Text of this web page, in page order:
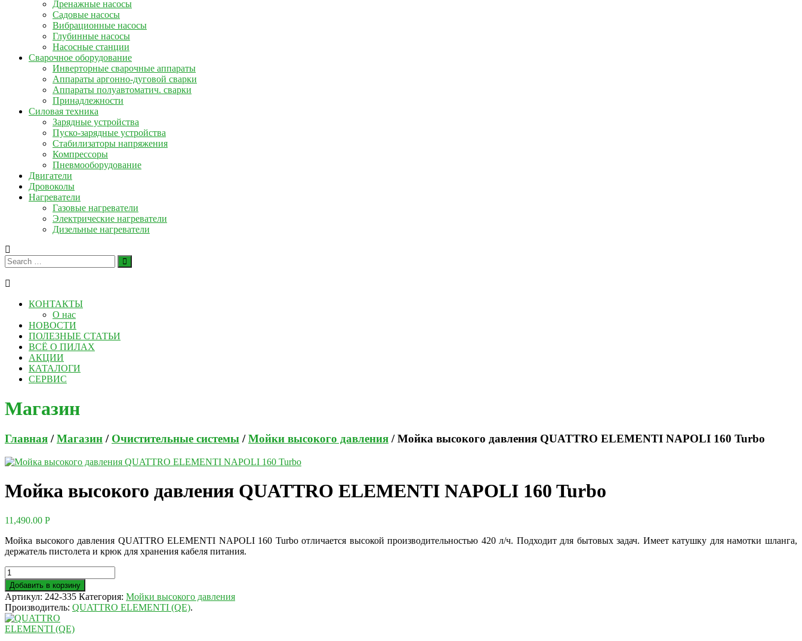
Дренажные насосы
Садовые насосы
Вибрационные насосы
Глубинные насосы
Насосные станции
Сварочное оборудование
Инверторные сварочные аппараты
Аппараты аргонно-дуговой сварки
Аппараты полуавтоматич. сварки
Принадлежности
Силовая техника
Зарядные устройства
Пуско-зарядные устройства
Стабилизаторы напряжения
Компрессоры
Пневмооборудование
Двигатели
Дровоколы
Нагреватели
Газовые нагреватели
Электрические нагреватели
Дизельные нагреватели
КОНТАКТЫ
О нас
НОВОСТИ
ПОЛЕЗНЫЕ СТАТЬИ
ВСЁ О ПИЛАХ
АКЦИИ
КАТАЛОГИ
СЕРВИС
Магазин
Главная /Магазин / Очистительные системы /Мойки высокого давления / Мойка высокого давления QUATTRO ELEMENTI NAPOLI 160 Turbo
Мойка высокого давления QUATTRO ELEMENTI NAPOLI 160 Turbo
11,490.00 Р
Мойка высокого давления QUATTRO ELEMENTI NAPOLI 160 Turbo отличается высокой производительностью 420 л/ч. Подходит для бытовых задач. Имеет катушку для намотки шланга,
держатель пистолета и крюк для хранения кабеля питания.
Добавить в корзину
Артикул: 242-335 Категория: Мойки высокого давления
Производитель: QUATTRO ELEMENTI (QE).